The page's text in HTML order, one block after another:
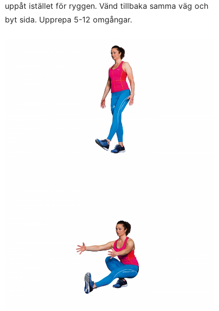
uppåt istället för ryggen. Vänd tillbaka samma väg och
byt sida. Upprepa 5-12 omgångar.